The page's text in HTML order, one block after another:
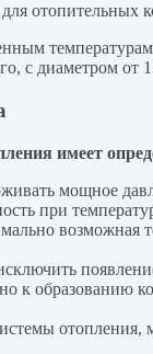
отопительных
с диаметром от
имеет
мощное
при
возможная
к образованию
отопления,